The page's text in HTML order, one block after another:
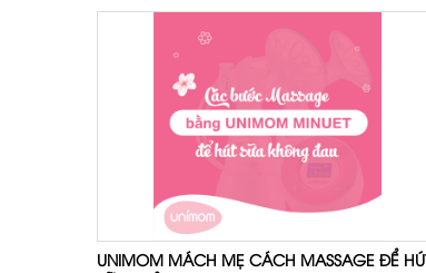
UNIMOM MÁCH MẸ CÁCH MASSAGE ĐỂ HÚT